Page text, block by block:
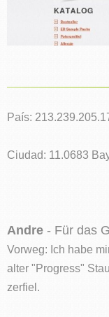
País:
Ciudad: 11.0683
Andre - Für das
Vorweg: Ich habe
alter "Progress"
zerfiel.